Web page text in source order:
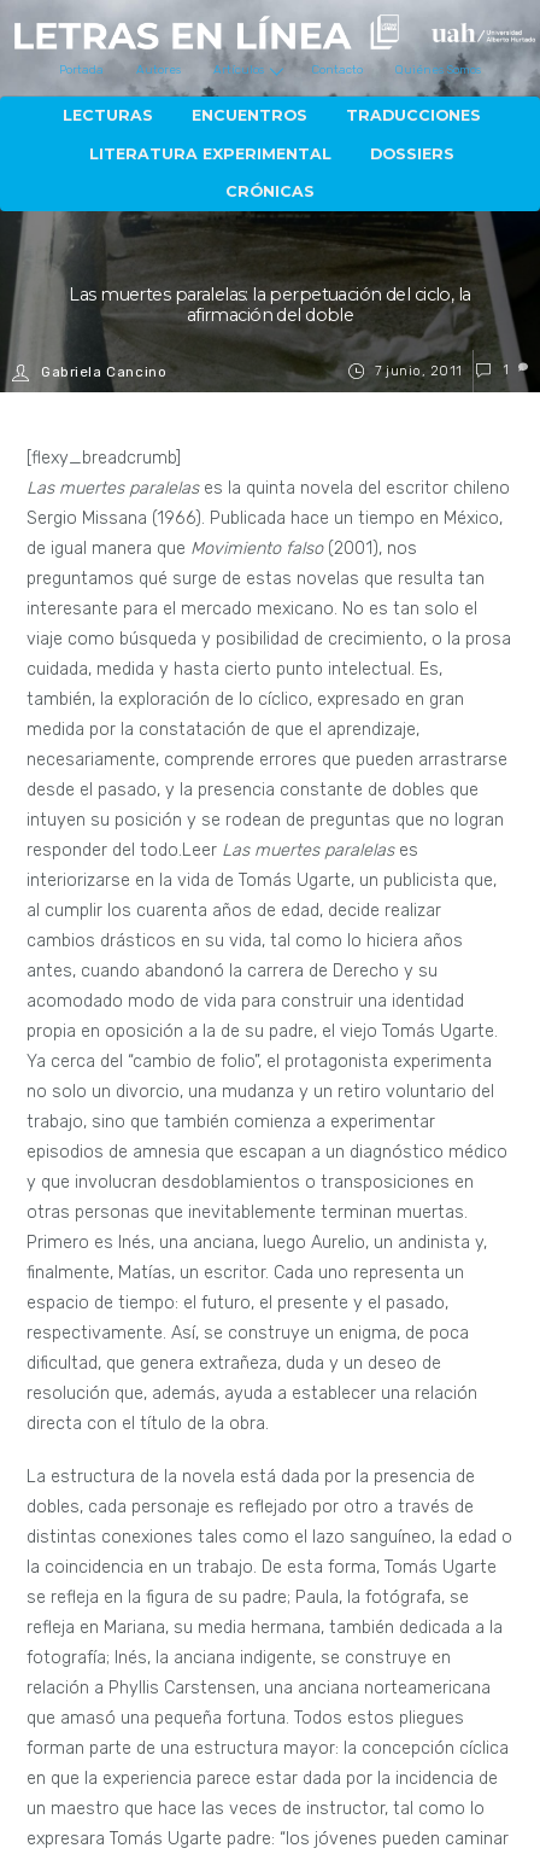
Portada Autores Artículos Contacto Quiénes Somos
LECTURAS ENCUENTROS TRADUCCIONES
LITERATURA EXPERIMENTAL DOSSIERS
CRÓNICAS
7 junio, 2011
Las muertes paralelas: la perpetuación del ciclo, la
afirmación del doble
Gabriela Cancino 1
[flexy_breadcrumb]
Las muertes paralelas es la quinta novela del escritor chileno
Sergio Missana (1966). Publicada hace un tiempo en México,
de igual manera que Movimiento falso (2001), nos
preguntamos qué surge de estas novelas que resulta tan
interesante para el mercado mexicano. No es tan solo el
viaje como búsqueda y posibilidad de crecimiento, o la prosa
cuidada, medida y hasta cierto punto intelectual. Es,
también, la exploración de lo cíclico, expresado en gran
medida por la constatación de que el aprendizaje,
necesariamente, comprende errores que pueden arrastrarse
desde el pasado, y la presencia constante de dobles que
intuyen su posición y se rodean de preguntas que no logran
responder del todo.Leer Las muertes paralelas es
interiorizarse en la vida de Tomás Ugarte, un publicista que,
al cumplir los cuarenta años de edad, decide realizar
cambios drásticos en su vida, tal como lo hiciera años
antes, cuando abandonó la carrera de Derecho y su
acomodado modo de vida para construir una identidad
propia en oposición a la de su padre, el viejo Tomás Ugarte.
Ya cerca del “cambio de folio”, el protagonista experimenta
no solo un divorcio, una mudanza y un retiro voluntario del
trabajo, sino que también comienza a experimentar
episodios de amnesia que escapan a un diagnóstico médico
y que involucran desdoblamientos o transposiciones en
otras personas que inevitablemente terminan muertas.
Primero es Inés, una anciana, luego Aurelio, un andinista y,
finalmente, Matías, un escritor. Cada uno representa un
espacio de tiempo: el futuro, el presente y el pasado,
respectivamente. Así, se construye un enigma, de poca
dificultad, que genera extrañeza, duda y un deseo de
resolución que, además, ayuda a establecer una relación
directa con el título de la obra.
La estructura de la novela está dada por la presencia de
dobles, cada personaje es reflejado por otro a través de
distintas conexiones tales como el lazo sanguíneo, la edad o
la coincidencia en un trabajo. De esta forma, Tomás Ugarte
se refleja en la figura de su padre; Paula, la fotógrafa, se
refleja en Mariana, su media hermana, también dedicada a la
fotografía; Inés, la anciana indigente, se construye en
relación a Phyllis Carstensen, una anciana norteamericana
que amasó una pequeña fortuna. Todos estos pliegues
forman parte de una estructura mayor: la concepción cíclica
en que la experiencia parece estar dada por la incidencia de
un maestro que hace las veces de instructor, tal como lo
expresara Tomás Ugarte padre: “los jóvenes pueden caminar